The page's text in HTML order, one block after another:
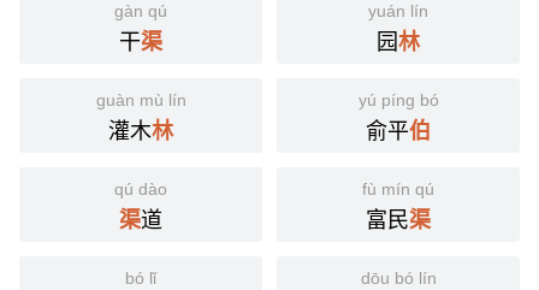
gàn qú
干渠
yuán lín
园林
guàn mù lín
灌木林
yú píng bó
俞平伯
qú dào
渠道
fù mín qú
富民渠
bó lǐ dōu bó lín